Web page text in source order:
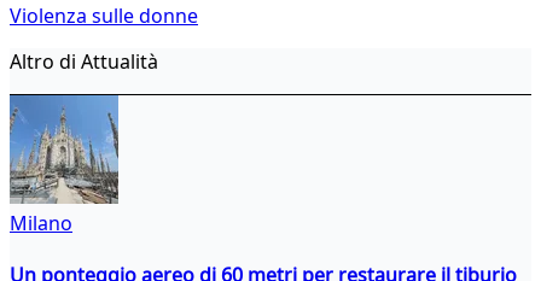
Violenza sulle donne
Altro di Attualità
Milano
Un ponteggio aereo di 60 metri per restaurare il tiburio